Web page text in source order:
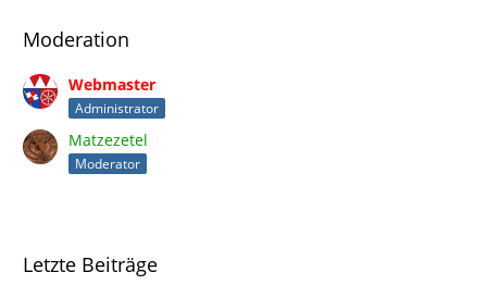
Moderation
Webmaster
Administrator
Matzezetel
Moderator
Letzte Beiträge